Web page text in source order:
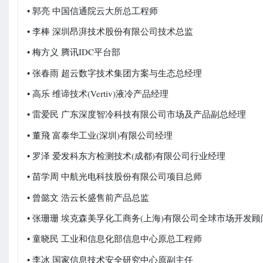
• 郭亮 中国信通院云大所总工程师
• 李棒 深圳昂湃技术股份有限公司技术总监
• 梅方义 腾讯IDC平台部
• 张春雨 超云数字技术集团方案与生态总经理
• 高乐 维谛技术(Vertiv)液冷产品经理
• 雷爱民 广东深度智冷科技有限公司市场及产品副总经理
• 董飛 富泰华工业(深圳)有限公司经理
• 罗泽 爱发科东方检测技术(成都)有限公司行业经理
• 苗学周 中航光电科技股份有限公司项目总师
• 曾懿文 浩云长盛售前产品总监
• 张珊珊 埃克森美孚化工商务(上海)有限公司全球市场开发顾
• 童晓民 工业和信息化部信息中心原总工程师
• 李冰 国家信息技术安全研究中心原副主任